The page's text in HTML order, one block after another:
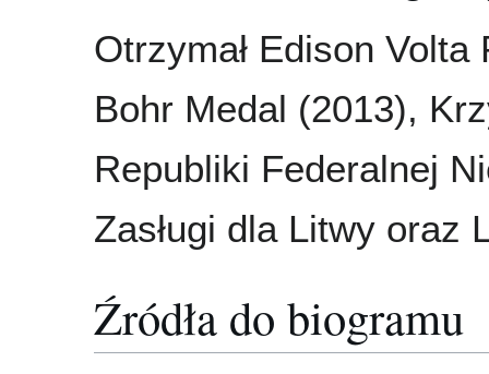
Otrzymał Edison
Bohr Medal (2013),
Republiki Federalnej
Zasługi dla Litwy oraz
Źródła do biogramu